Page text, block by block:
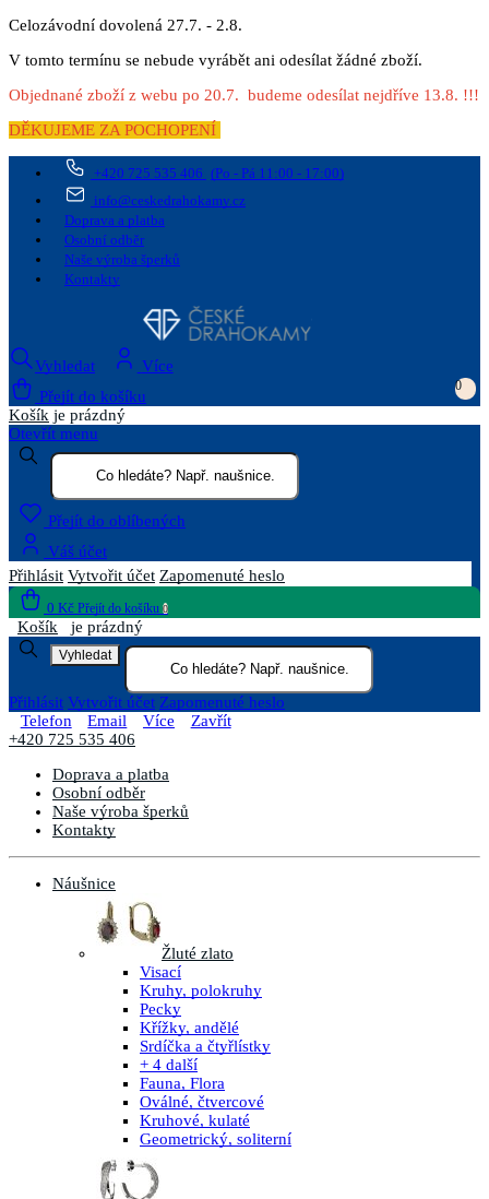
Celozávodní dovolená 27.7. - 2.8.
V tomto termínu se nebude vyrábět ani odesílat žádné zboží.
Objednané zboží z webu po 20.7. budeme odesílat nejdříve 13.8. !!!
DĚKUJEME ZA POCHOPENÍ
+420 725 535 406 (Po - Pá 11:00 - 17:00)
info@ceskedrahokamy.cz
Doprava a platba
Osobní odběr
Naše výroba šperků
Kontakty
Vyhledat
Více
Přejít do košíku
0
Košík je prázdný
Otevřít menu
Přejít do oblíbených
Váš účet
Přihlásit Vytvořit účet Zapomenuté heslo
0 Kč Přejít do košíku 0
Košík je prázdný
Vyhledat
Přihlásit Vytvořit účet Zapomenuté heslo
Telefon
Email Více
Zavřít
+420 725 535 406
Doprava a platba
Osobní odběr
Naše výroba šperků
Kontakty
Náušnice
Žluté zlato
Visací
Kruhy, polokruhy
Pecky
Křížky, andělé
Srdíčka a čtyřlístky
+ 4 další
Fauna, Flora
Oválné, čtvercové
Kruhové, kulaté
Geometrický, soliterní